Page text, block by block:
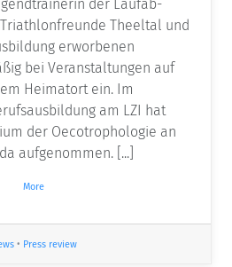
der Laufab­
Theeltal und
erwor­benen
bei Veranstaltungen auf
Heimatort ein. Im
am LZI hat
der Oecotrophologie an
aufgenommen. [...]
More
• Press review